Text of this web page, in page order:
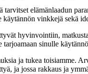
elämänlaadun
vinkkejä sekä
hyvinvointiin,
sinulle
ja tukea toisiamme.
ja jossa rakkaus ja